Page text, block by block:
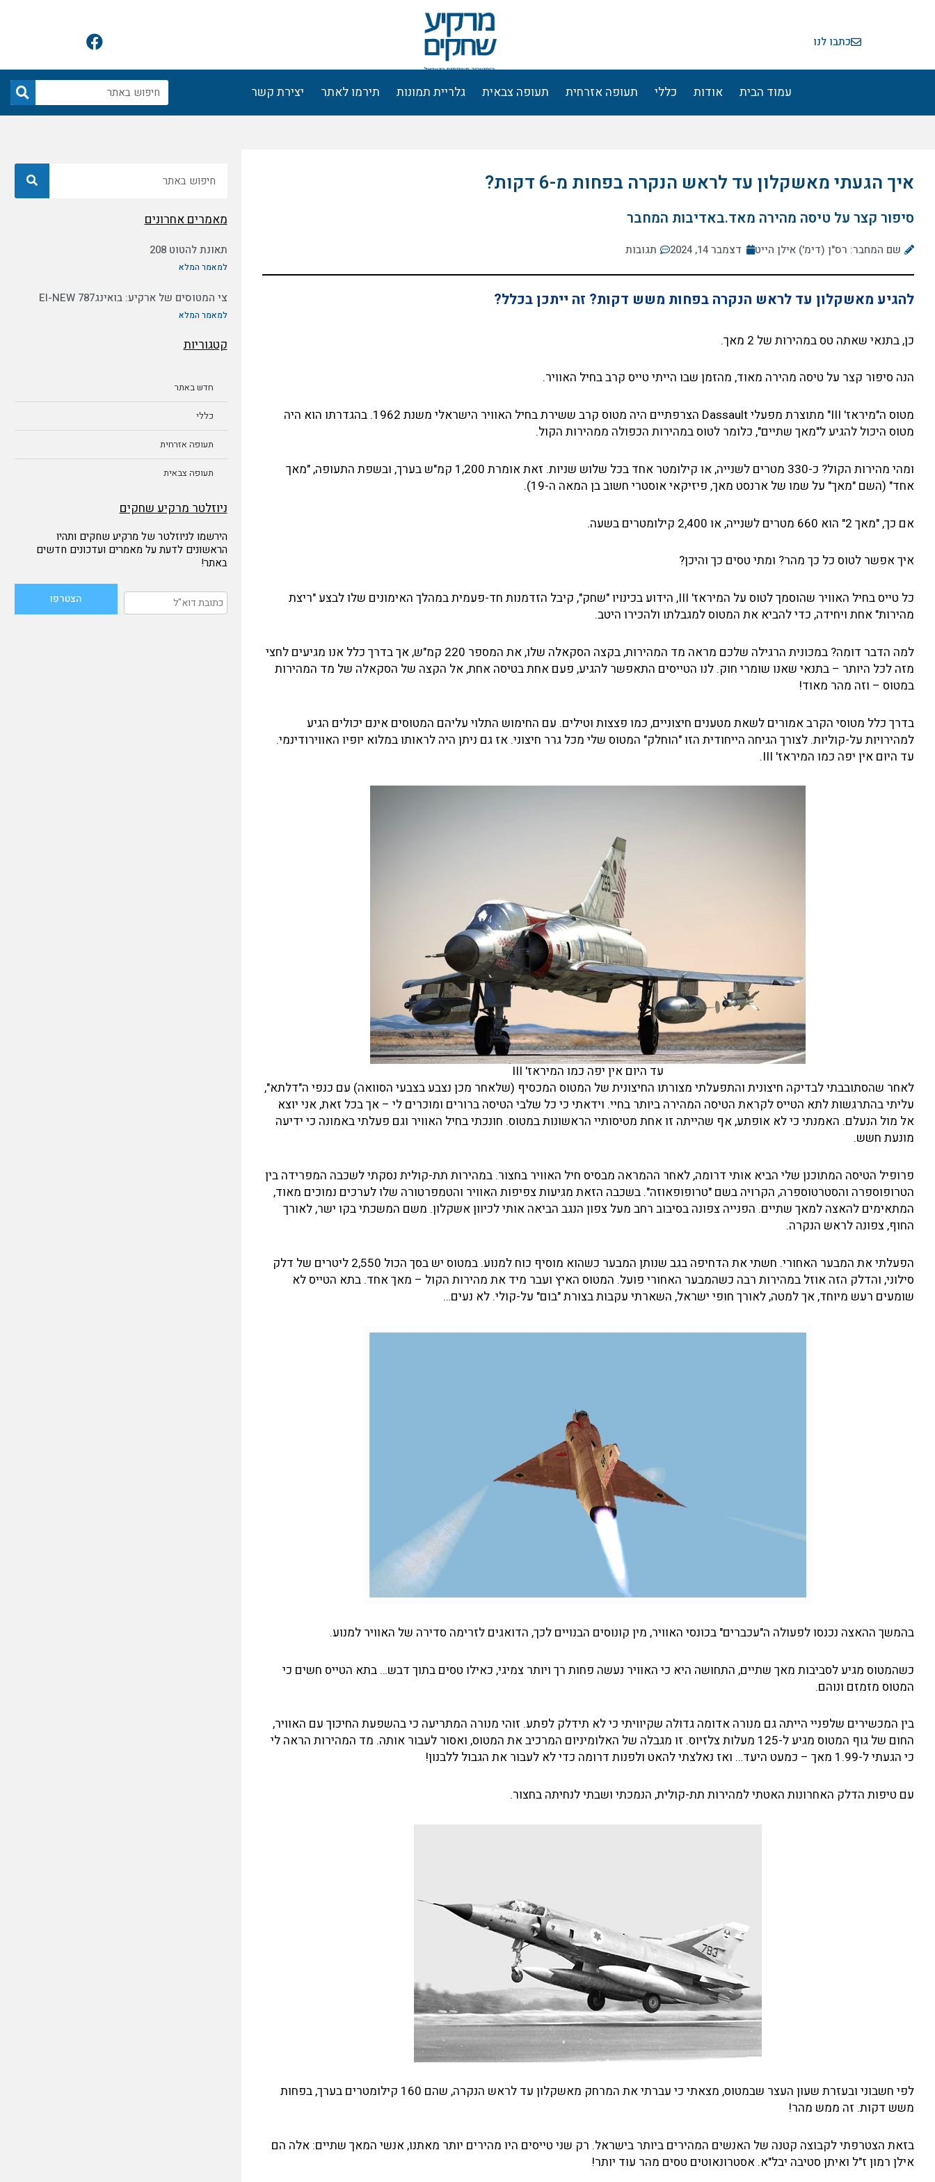
כתבו לנו
F
a
c
e
b
o
עמוד הבית אודות כללי תעופה אזרחית תעופה צבאית גלריית תמונות תירמו לאתר יצירת קשר חיפוש
איך הגעתי מאשקלון עד לראש הנקרה בפחות מ-6 דקות?
סיפור קצר על טיסה מהירה מאד.באדיבות המחבר
שם המחבר: רס"ן (דימ') אילן הייט דצמבר 14, 2024 תגובות
להגיע מאשקלון עד לראש הנקרה בפחות משש דקות? זה ייתכן בכלל?
כן, בתנאי שאתה טס במהירות של 2 מאך.
הנה סיפור קצר על טיסה מהירה מאוד, מהזמן שבו הייתי טייס קרב בחיל האוויר.
מטוס ה"מיראז' III" מתוצרת מפעלי Dassault הצרפתיים היה מטוס קרב ששירת בחיל האוויר הישראלי משנת 1962. בהגדרתו הוא היה
מטוס היכול להגיע ל"מאך שתיים", כלומר לטוס במהירות הכפולה ממהירות הקול.
ומהי מהירות הקול? כ-330 מטרים לשנייה, או קילומטר אחד בכל שלוש שניות. זאת אומרת 1,200 קמ"ש בערך, ובשפת התעופה, "מאך
אחד" (השם "מאך" על שמו של ארנסט מאך, פיזיקאי אוסטרי חשוב בן המאה ה-19).
אם כך, "מאך 2" הוא 660 מטרים לשנייה, או 2,400 קילומטרים בשעה.
איך אפשר לטוס כל כך מהר? ומתי טסים כך והיכן?
כל טייס בחיל האוויר שהוסמך לטוס על המיראז' III, הידוע בכינויו "שחק", קיבל הזדמנות חד-פעמית במהלך האימונים שלו לבצע "ריצת
מהירות" אחת ויחידה, כדי להביא את המטוס למגבלתו ולהכירו היטב.
למה הדבר דומה? במכונית הרגילה שלכם מראה מד המהירות, בקצה הסקאלה שלו, את המספר 220 קמ"ש, אך בדרך כלל אנו מגיעים לחצי
מזה לכל היותר – בתנאי שאנו שומרי חוק. לנו הטייסים התאפשר להגיע, פעם אחת בטיסה אחת, אל הקצה של הסקאלה של מד המהירות
במטוס – וזה מהר מאוד!
בדרך כלל מטוסי הקרב אמורים לשאת מטענים חיצוניים, כמו פצצות וטילים. עם החימוש התלוי עליהם המטוסים אינם יכולים הגיע
למהירויות על-קוליות. לצורך הגיחה הייחודית הזו "הוחלק" המטוס שלי מכל גרר חיצוני. אז גם ניתן היה לראותו במלוא יופיו האווירודינמי.
עד היום אין יפה כמו המיראז' III.
עד היום אין יפה כמו המיראז' III
לאחר שהסתובבתי לבדיקה חיצונית והתפעלתי מצורתו החיצונית של המטוס המכסיף (שלאחר מכן נצבע בצבעי הסוואה) עם כנפי ה"דלתא",
עליתי בהתרגשות לתא הטייס לקראת הטיסה המהירה ביותר בחיי. וידאתי כי כל שלבי הטיסה ברורים ומוכרים לי – אך בכל זאת, אני יוצא
אל מול הנעלם. האמנתי כי לא אופתע, אף שהייתה זו אחת מטיסותיי הראשונות במטוס. חונכתי בחיל האוויר וגם פעלתי באמונה כי ידיעה
מונעת חשש.
פרופיל הטיסה המתוכנן שלי הביא אותי דרומה, לאחר ההמראה מבסיס חיל האוויר בחצור. במהירות תת-קולית נסקתי לשכבה המפרידה בין
הטרופוספרה והסטרטוספרה, הקרויה בשם "טרופופאוזה". בשכבה הזאת מגיעות צפיפות האוויר והטמפרטורה שלו לערכים נמוכים מאוד,
המתאימים להאצה למאך שתיים. הפנייה צפונה בסיבוב רחב מעל צפון הנגב הביאה אותי לכיוון אשקלון. משם המשכתי בקו ישר, לאורך
החוף, צפונה לראש הנקרה.
הפעלתי את המבער האחורי. חשתי את הדחיפה בגב שנותן המבער כשהוא מוסיף כוח למנוע. במטוס יש בסך הכול 2,550 ליטרים של דלק
סילוני, והדלק הזה אוזל במהירות רבה כשהמבער האחורי פועל. המטוס האיץ ועבר מיד את מהירות הקול – מאך אחד. בתא הטייס לא
שומעים רעש מיוחד, אך למטה, לאורך חופי ישראל, השארתי עקבות בצורת "בום" על-קולי. לא נעים…
בהמשך ההאצה נכנסו לפעולה ה"עכברים" בכונסי האוויר, מין קונוסים הבנויים לכך, הדואגים לזרימה סדירה של האוויר למנוע.
כשהמטוס מגיע לסביבות מאך שתיים, התחושה היא כי האוויר נעשה פחות רך ויותר צמיגי, כאילו טסים בתוך דבש… בתא הטייס חשים כי
המטוס מזמזם ונוהם.
בין המכשירים שלפניי הייתה גם מנורה אדומה גדולה שקיוויתי כי לא תידלק לפתע. זוהי מנורה המתריעה כי בהשפעת החיכוך עם האוויר,
החום של גוף המטוס מגיע ל-125 מעלות צלזיוס. זו מגבלה של האלומיניום המרכיב את המטוס, ואסור לעבור אותה. מד המהירות הראה לי
כי הגעתי ל-1.99 מאך – כמעט היעד… ואז נאלצתי להאט ולפנות דרומה כדי לא לעבור את הגבול ללבנון!
עם טיפות הדלק האחרונות האטתי למהירות תת-קולית, הנמכתי ושבתי לנחיתה בחצור.
לפי חשבוני ובעזרת שעון העצר שבמטוס, מצאתי כי עברתי את המרחק מאשקלון עד לראש הנקרה, שהם 160 קילומטרים בערך, בפחות
משש דקות. זה ממש מהר!
בזאת הצטרפתי לקבוצה קטנה של האנשים המהירים ביותר בישראל. רק שני טייסים היו מהירים יותר מאתנו, אנשי המאך שתיים: אלה הם
אילן רמון ז"ל ואיתן סטיבה יבל"א. אסטרונאוטים טסים מהר עוד יותר!
מאמרים אחרונים
תאונת להטוט 208
למאמר המלא
צי המטוסים של ארקיע: בואינג787 EI-NEW
למאמר המלא
קטגוריות
חדש באתר
כללי
תעופה אזרחית
תעופה צבאית
ניוזלטר מרקיע שחקים
הירשמו לניוזלטר של מרקיע שחקים ותהיו
הראשונים לדעת על מאמרים ועדכונים חדשים
באתר!